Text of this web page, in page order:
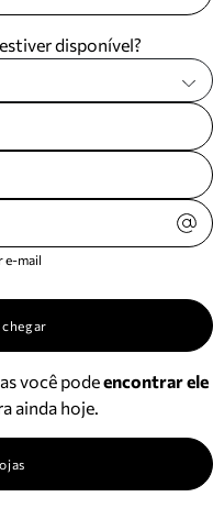
disponível?
e-mail
você podeencontrar ele
ainda hoje.